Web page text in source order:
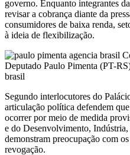
governo. Enquanto integrantes
revisar a cobrança diante da
consumidores de baixa renda,
à ideia de flexibilização.
Deputado Paulo Pimenta (PT-
brasil
Segundo interlocutores do
articulação política defendem
ocorrer por meio de medida
e do Desenvolvimento,
demonstram preocupação com
revogação.